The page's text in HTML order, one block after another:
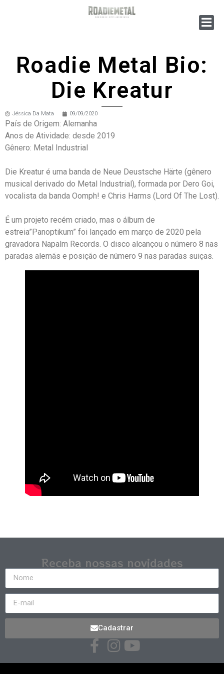
Roadie Metal Bio:
Die Kreatur
Jéssica Da Mata 09/09/2020
País de Origem: Alemanha
Anos de Atividade: desde 2019
Gênero: Metal Industrial
Die Kreatur é uma banda de Neue Deustsche Härte (gênero
musical derivado do Metal Industrial), formada por Dero Goi,
vocalista da banda Oomph! e Chris Harms (Lord Of The Lost).
É um projeto recém criado, mas o álbum de
estreia”Panoptikum” foi lançado em março de 2020 pela
gravadora Napalm Records. O disco alcançou o número 8 nas
paradas alemãs e posição de número 9 nas paradas suiças.
Receba nossas novidades
Cadastrar